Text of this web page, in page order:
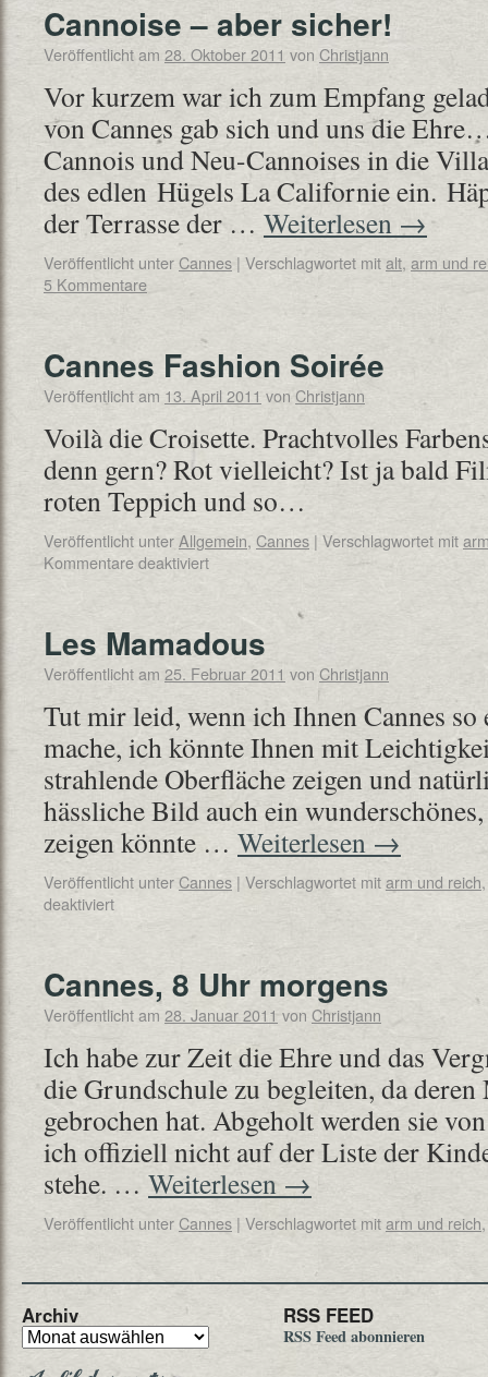
Cannoise – aber sicher!
Veröffentlicht am 28. Oktober 2011 von Christjann
Vor kurzem war ich zum Empfang
von Cannes gab sich und uns die
Cannois und Neu-Cannoises in die
des edlen Hügels La Californie ein.
der Terrasse der … Weiterlesen →
Veröffentlicht unterCannes | Verschlagwortet mitalt, arm und
5 Kommentare
Cannes Fashion Soirée
Veröffentlicht am 13. April 2011 von Christjann
Voilà die Croisette. Prachtvolles
denn gern? Rot vielleicht? Ist ja bald
roten Teppich und so…
Veröffentlicht unter Allgemein, Cannes | Verschlagwortet mit
Kommentare deaktiviert
Les Mamadous
Veröffentlicht am 25. Februar 2011 von Christjann
Tut mir leid, wenn ich Ihnen Cannes so
mache, ich könnte Ihnen mit
strahlende Oberfläche zeigen und
hässliche Bild auch ein
zeigen könnte … Weiterlesen →
Veröffentlicht unterCannes | Verschlagwortet mitarm und reich
deaktiviert
Cannes, 8 Uhr morgens
Veröffentlicht am 28. Januar 2011 von Christjann
Ich habe zur Zeit die Ehre und das
die Grundschule zu begleiten, da
gebrochen hat. Abgeholt werden sie
ich offiziell nicht auf der Liste der
stehe. … Weiterlesen →
Veröffentlicht unterCannes | Verschlagwortet mitarm und reich
Archiv RSS FEED
RSS Feed abonnieren